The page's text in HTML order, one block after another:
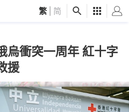
繁 简
烏衝突一周年 紅十字
援